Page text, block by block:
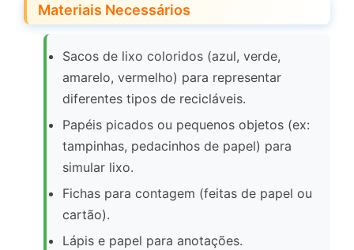
Materiais Necessários
Sacos de lixo coloridos (azul, verde,
amarelo, vermelho) para representar
diferentes tipos de recicláveis.
Papéis picados ou pequenos objetos (ex:
tampinhas, pedacinhos de papel) para
simular lixo.
Fichas para contagem (feitas de papel ou
cartão).
Lápis e papel para anotações.